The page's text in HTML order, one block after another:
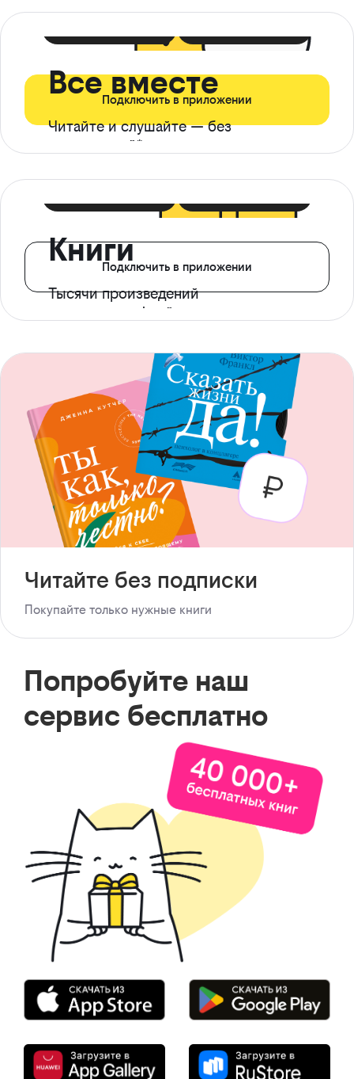
Все вместе
Читайте и слушайте — без
ограничений*
Подключить в приложении
Книги
Тысячи произведений
с доступом офлайн
Подключить в приложении
Читайте без подписки
Покупайте только нужные книги
Попробуйте наш
сервис бесплатно